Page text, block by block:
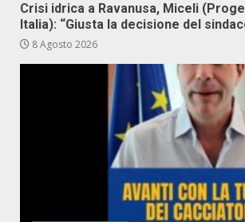
Crisi idrica a Ravanusa, Miceli
Italia): “Giusta la decisione del
8 Agosto 2026